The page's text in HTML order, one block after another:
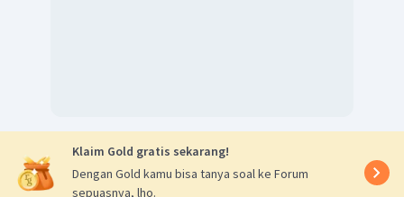
Klaim Gold gratis sekarang!
Dengan Gold kamu bisa tanya soal ke Forum
sepuasnya, lho.